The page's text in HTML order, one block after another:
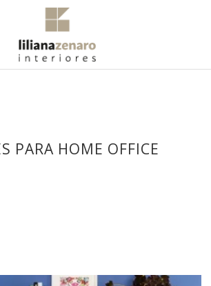
PARA HOME OFFICE